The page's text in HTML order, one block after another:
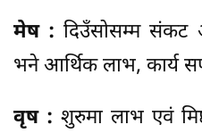
मेष :दिउँसोसम्म संकट
भने आर्थिक लाभ, कार्य
वृष : शुरुमा लाभ एवं